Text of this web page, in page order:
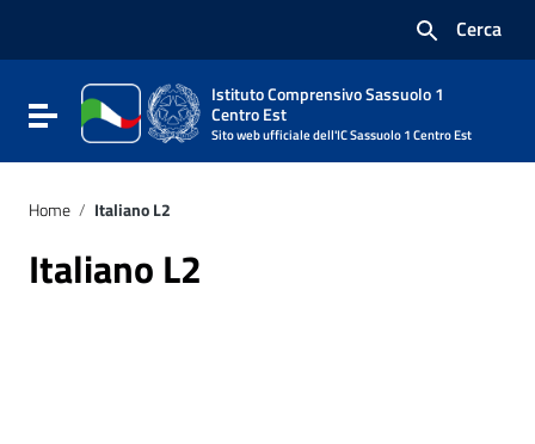
Vai al footer
Cerca
Attiva / disattiva la navigazione
Istituto Comprensivo Sassuolo 1
Centro Est
Sito web ufficiale dell'IC Sassuolo 1 Centro Est
Home / Italiano L2
Italiano L2